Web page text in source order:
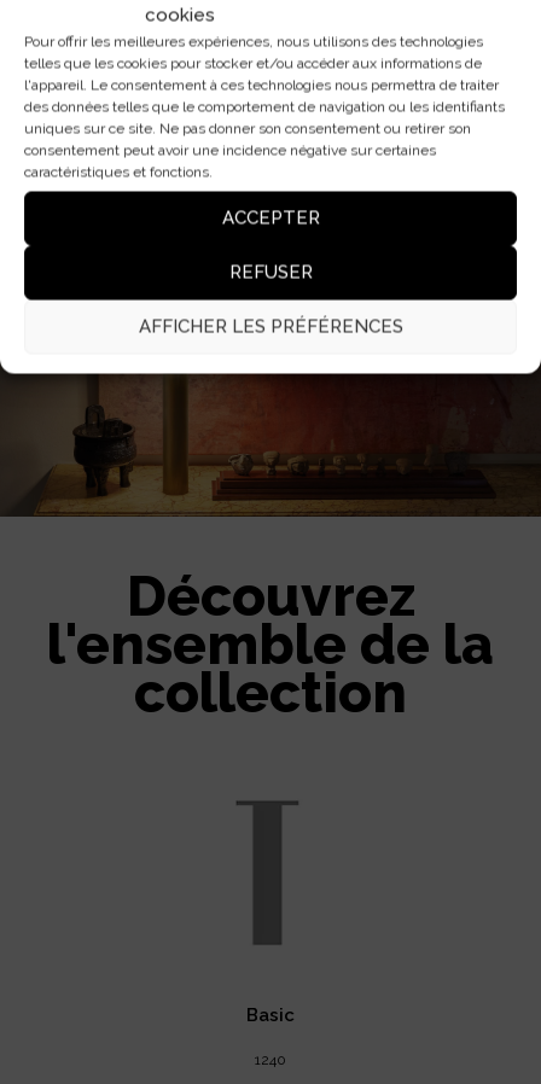
cookies
Pour offrir les meilleures expériences, nous utilisons des technologies
telles que les cookies pour stocker et/ou accéder aux informations de
l'appareil. Le consentement à ces technologies nous permettra de traiter
des données telles que le comportement de navigation ou les identifiants
uniques sur ce site. Ne pas donner son consentement ou retirer son
consentement peut avoir une incidence négative sur certaines
caractéristiques et fonctions.
ACCEPTER
REFUSER
AFFICHER LES PRÉFÉRENCES
TÉLÉCHARGEMENTS
SPÉCIFICATIONS TECHNIQUES
MODÈLE 2D
Découvrez
l'ensemble de la
collection
Basic
1240